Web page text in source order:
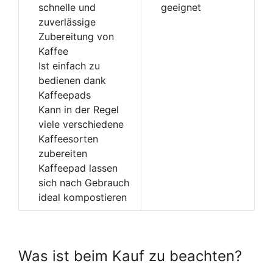
schnelle und
zuverlässige
Zubereitung von
Kaffee
Ist einfach zu
bedienen dank
Kaffeepads
Kann in der Regel
viele verschiedene
Kaffeesorten
zubereiten
Kaffeepad lassen
sich nach Gebrauch
ideal kompostieren
geeignet
Was ist beim Kauf zu beachten?